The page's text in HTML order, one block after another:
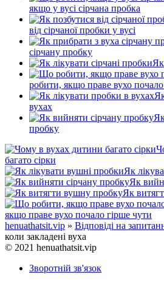
якщо у вусі сірчана пробка
від сірчаної пробки у вусі
сірчану пробку
Як
робити, якщо праве вухо
вухах
пробку
багато сірки
Як
Як
Як
якщо праве вухо почало гірше чути
henuathatsit.vip » Відповіді на
коли закладені вуха
© 2021 henuathatsit.vip
Зворотній зв'язок